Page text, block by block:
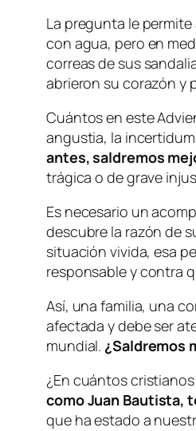
La pregunta le
con agua, pero en
correas de sus
abrieron su corazón y
Cuántos en este
angustia, la
antes, saldremos
trágica o de grave
Es necesario un
descubre la razón de
situación vivida, esa
responsable y contra
Así, una familia, una
afectada y debe ser
mundial. ¿Saldremos
¿En cuántos
como Juan Bautista,
que ha estado a